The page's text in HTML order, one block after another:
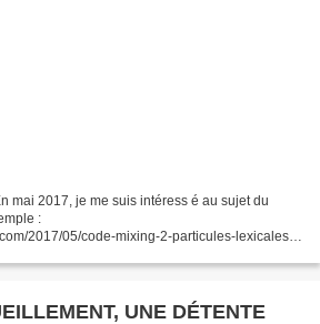
mai 2017, je me suis intéress é au sujet du
:
2017/05/code-mixing-2-particules-lexicales-
UNE DÉTENTE